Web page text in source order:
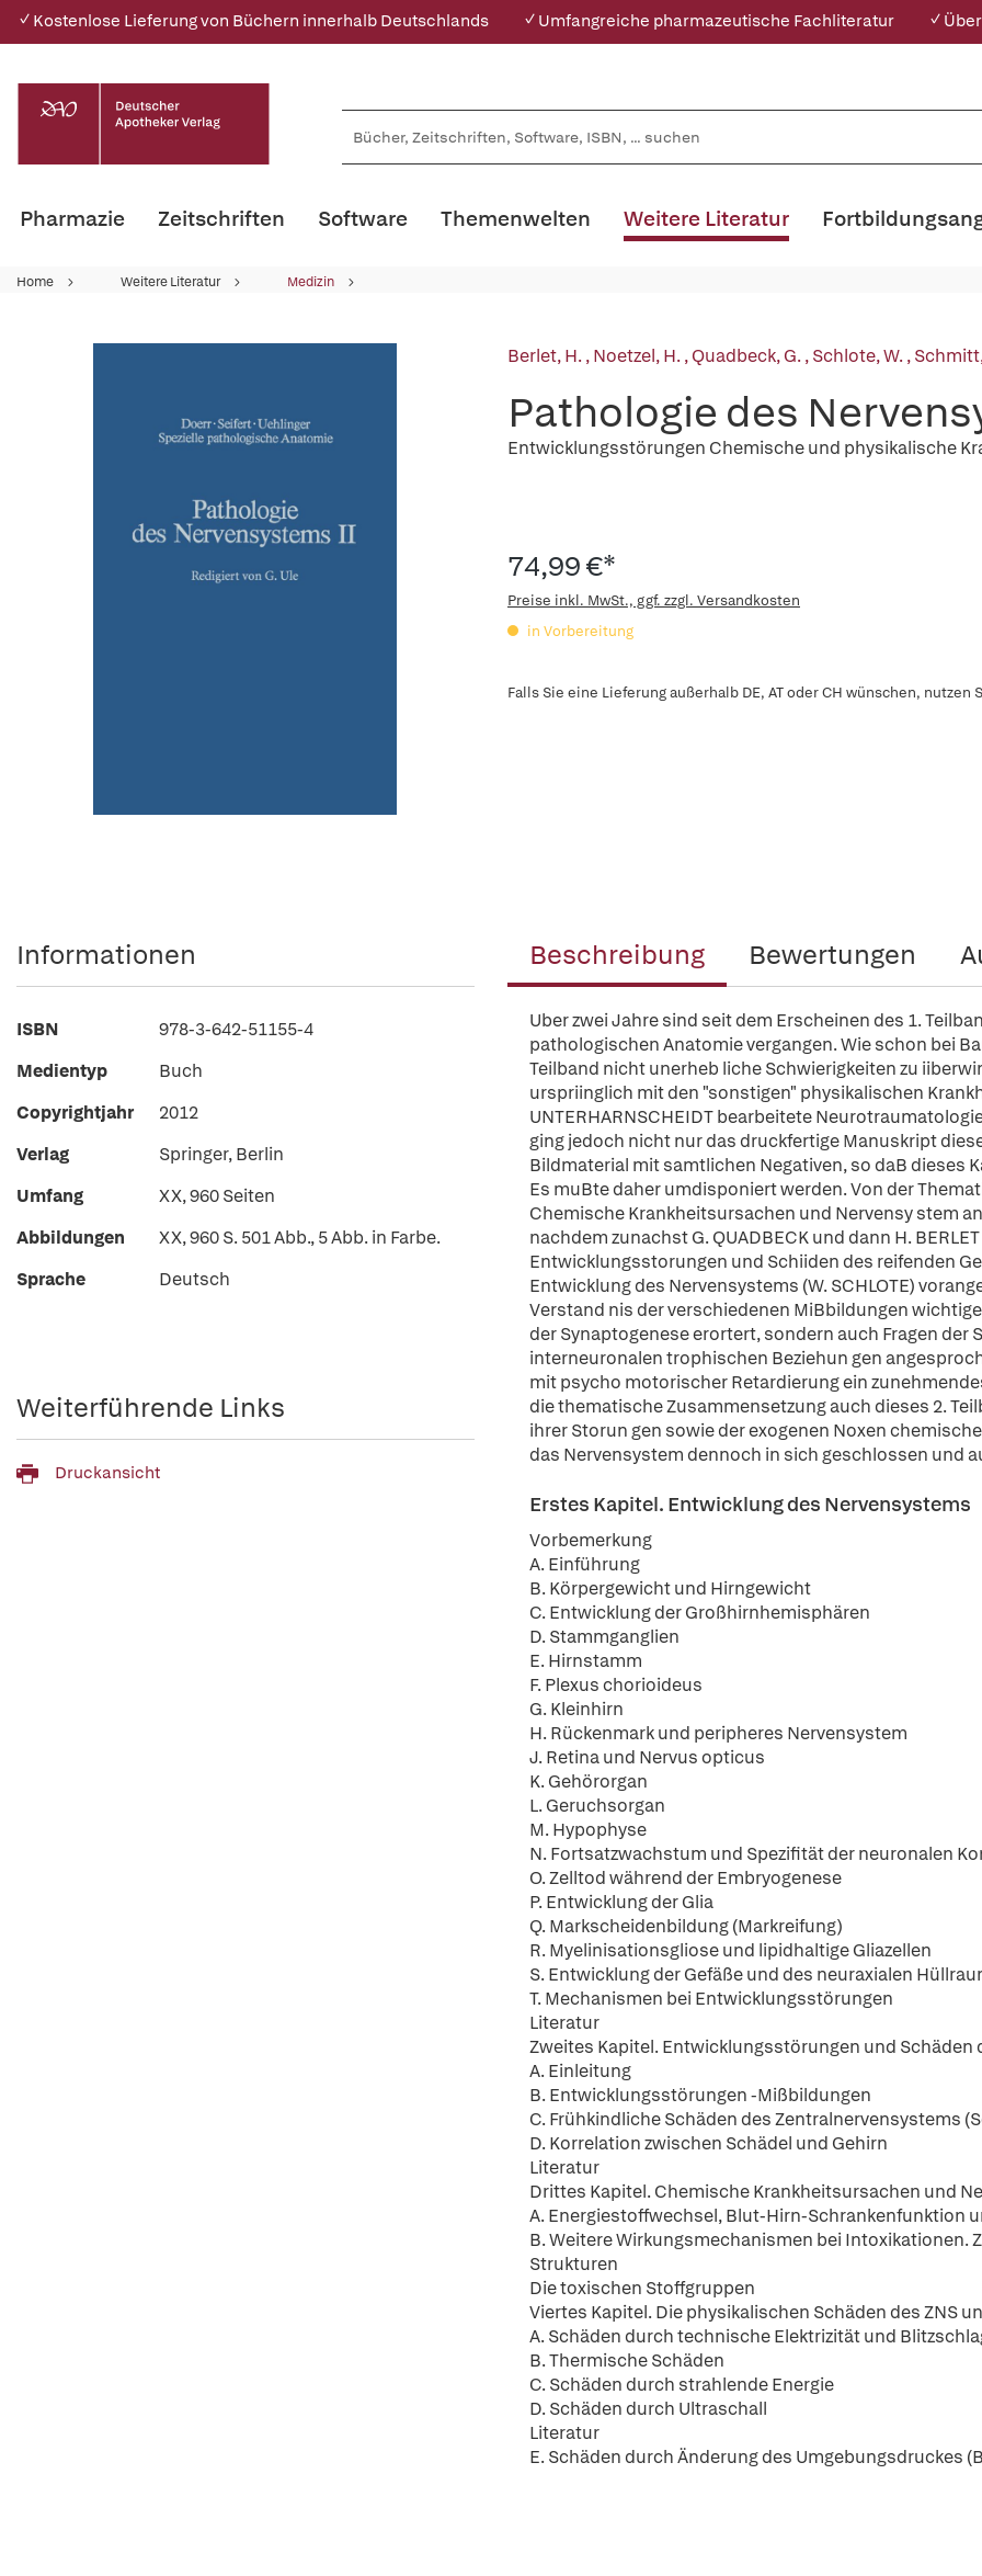
✓ Kostenlose Lieferung von Büchern innerhalb Deutschlands ✓ Umfangreiche pharmazeutische Fachliteratur ✓
Pharmazie Zeitschriften Software Themenwelten Weitere Literatur
Home Weitere Literatur Medizin
Berlet, H.,Noetzel, H.,Quadbeck, G.,Schlote, W.,
Pathologie des
Entwicklungsstörungen Chemische und physikalische
74,99 €*
Preise inkl. MwSt., ggf. zzgl. Versandkosten
in Vorbereitung
Falls Sie eine Lieferung außerhalb DE, AT oder CH wünschen, nutzen
Beschreibung Bewertungen
Uber zwei Jahre sind seit dem Erscheinen des 1.
pathologischen Anatomie vergangen. Wie schon bei
Teilband nicht unerheb liche Schwierigkeiten zu
urspriinglich mit den "sonstigen" physikalischen
UNTERHARNSCHEIDT bearbeitete
ging jedoch nicht nur das druckfertige Manuskript
Bildmaterial mit samtlichen Negativen, so daB dieses
Es muBte daher umdisponiert werden. Von der
Chemische Krankheitsursachen und Nervensy stem
nachdem zunachst G. QUADBECK und dann H.
Entwicklungsstorungen und Schiiden des reifenden
Entwicklung des Nervensystems (W. SCHLOTE)
Verstand nis der verschiedenen MiBbildungen
der Synaptogenese erortert, sondern auch Fragen
interneuronalen trophischen Beziehun gen
mit psycho motorischer Retardierung ein
die thematische Zusammensetzung auch dieses 2.
ihrer Storun gen sowie der exogenen Noxen
das Nervensystem dennoch in sich geschlossen und
Erstes Kapitel. Entwicklung des Nervensystems
Vorbemerkung
A. Einführung
B. Körpergewicht und Hirngewicht
C. Entwicklung der Großhirnhemisphären
D. Stammganglien
E. Hirnstamm
F. Plexus chorioideus
G. Kleinhirn
H. Rückenmark und peripheres Nervensystem
J. Retina und Nervus opticus
K. Gehörorgan
L. Geruchsorgan
M. Hypophyse
N. Fortsatzwachstum und Spezifität der neuronalen
O. Zelltod während der Embryogenese
P. Entwicklung der Glia
Q. Markscheidenbildung (Markreifung)
R. Myelinisationsgliose und lipidhaltige Gliazellen
S. Entwicklung der Gefäße und des neuraxialen
T. Mechanismen bei Entwicklungsstörungen
Literatur
Zweites Kapitel. Entwicklungsstörungen und Schäden
A. Einleitung
B. Entwicklungsstörungen -Mißbildungen
C. Frühkindliche Schäden des Zentralnervensystems
D. Korrelation zwischen Schädel und Gehirn
Literatur
Drittes Kapitel. Chemische Krankheitsursachen und
A. Energiestoffwechsel, Blut-Hirn-Schrankenfunktion
B. Weitere Wirkungsmechanismen bei Intoxikationen.
Strukturen
Die toxischen Stoffgruppen
Viertes Kapitel. Die physikalischen Schäden des ZNS
A. Schäden durch technische Elektrizität und
B. Thermische Schäden
C. Schäden durch strahlende Energie
D. Schäden durch Ultraschall
Literatur
E. Schäden durch Änderung des Umgebungsdruckes
Informationen
ISBN
978-3-642-51155-4
Medientyp
Buch
Copyrightjahr
2012
Verlag
Springer, Berlin
Umfang
XX, 960 Seiten
Abbildungen
XX, 960 S. 501 Abb., 5 Abb. in Farbe.
Sprache
Deutsch
Weiterführende Links
Druckansicht